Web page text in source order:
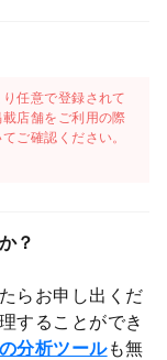
任意で登録されて
店舗をご利用の際
ご確認ください。
？
らお申し出くだ
することができ
分析ツールも無